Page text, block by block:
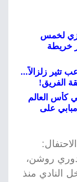
لخمس
خريطة
ليفربول لأفضل 100 لاعب تثير زلزالاً...
الفريق!
كأس العالم
على
دوري روشن،
النادي منذ